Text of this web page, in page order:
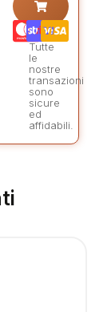
Tutte
le
nostre
transazioni
sono
sicure
ed
affidabili.